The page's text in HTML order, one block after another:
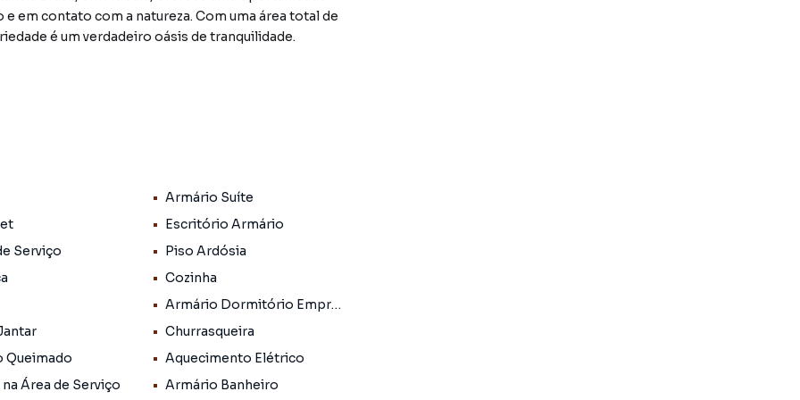
em contato com a natureza. Com uma área total de
é um verdadeiro oásis de tranquilidade.
piscina, armários na suíte, alarme, aceitação de
aquecimento elétrico, sala de estar, armários na área
possa personalizá-lo e torná-lo o seu lar dos sonhos.
Brasil, em Atibaia, esta chácara oferece acesso
se em um ambiente tranquilo e bucólico.
propriedade e criar memórias inesquecíveis
o verdadeiro significado de viver em harmonia com o
Armário Suíte
Escritório Armário
Serviço
Piso Ardósia
Cozinha
Armário Dormitório Empregada
Churrasqueira
Queimado
Aquecimento Elétrico
Área de Serviço Armário Banheiro